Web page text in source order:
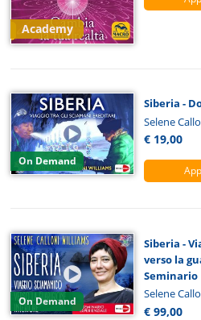
Academy
On Demand
Siberia -
Selene
€ 19,00
On Demand
Siberia -
verso la
Seminario
Selene
€ 99,00